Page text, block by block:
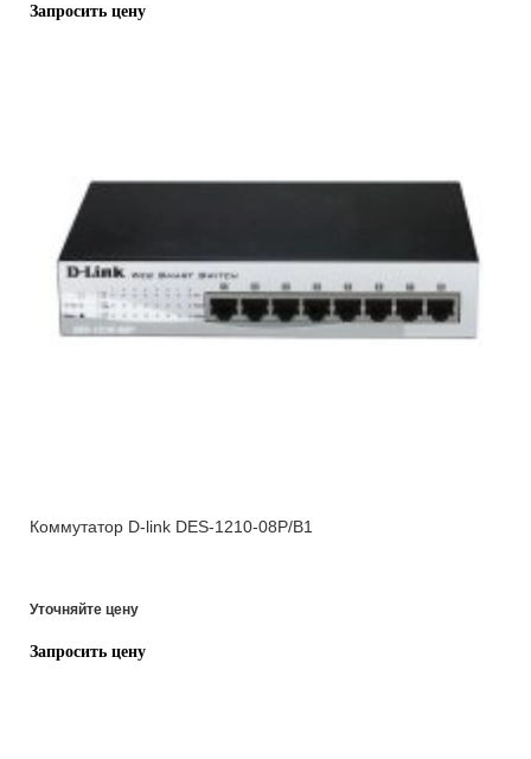
Запросить цену
Коммутатор D-link DES-1210-08P/B1
Уточняйте цену
Запросить цену